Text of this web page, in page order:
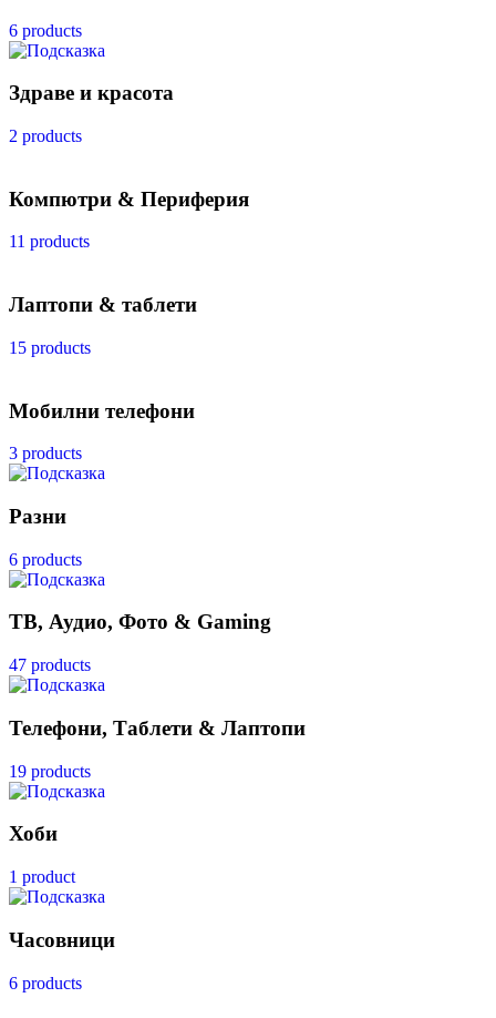
6 products
Здраве и красота
2 products
Компютри & Периферия
11 products
Лаптопи & таблети
15 products
Мобилни телефони
3 products
Разни
6 products
ТВ, Аудио, Фото & Gaming
47 products
Телефони, Таблети & Лаптопи
19 products
Хоби
1 product
Часовници
6 products